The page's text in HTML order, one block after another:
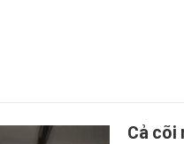
Cả cõi